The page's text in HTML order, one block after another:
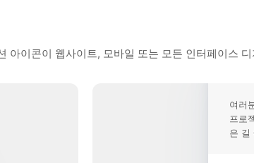
이콘이 웹사이트, 모바일 또는 모든 인터페이스
여러
프로
은 길